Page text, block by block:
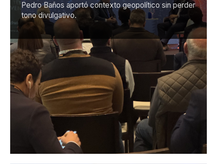
Pedro Baños aportó contexto geopolítico sin perder
tono divulgativo.